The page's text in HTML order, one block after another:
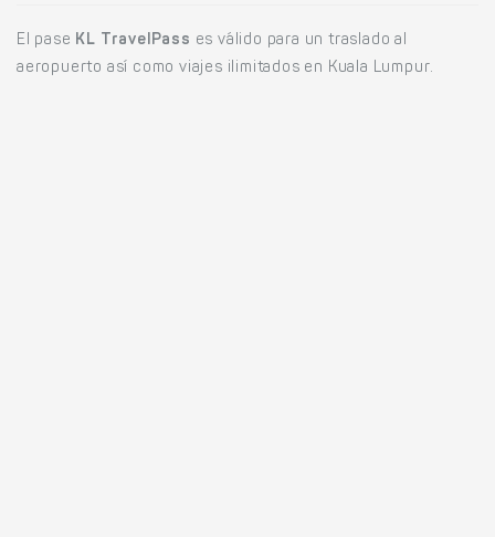
El pase KL TravelPass es válido para un traslado al
aeropuerto así como viajes ilimitados en Kuala Lumpur.